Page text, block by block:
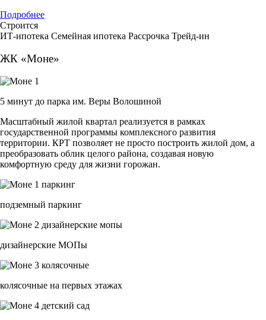
Подробнее
Строится
ИТ-ипотека Семейная ипотека Рассрочка Трейд-ин
ЖК «Моне»
5 минут до парка им. Веры Волошиной
Масштабный жилой квартал реализуется в рамках
государственной программы комплексного развития
территории. КРТ позволяет не просто построить жилой дом, а
преобразовать облик целого района, создавая новую
комфортную среду для жизни горожан.
подземный паркинг
дизайнерские МОПы
колясочные на первых этажах